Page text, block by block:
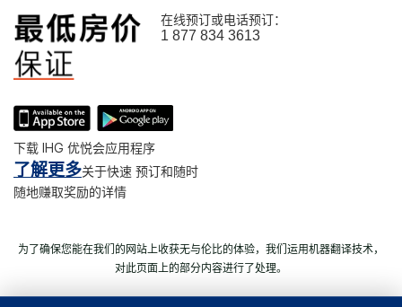
在线预订或电话预订：
1 877 834 3613
下载 IHG 优悦会应用程序
了解更多关于快速 预订和随时
随地赚取奖励的详情
为了确保您能在我们的网站上收获无与伦比的体验，我们运用机器翻译技术，
对此页面上的部分内容进行了处理。